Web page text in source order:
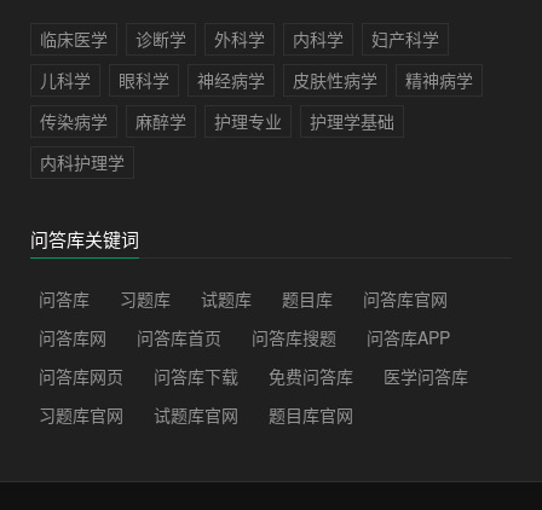
临床医学 诊断学 外科学 内科学
妇产科学
儿科学
眼科学 神经病学 皮肤性病学
精神病学
传染病学
麻醉学 护理专业
护理学基础
内科护理学
问答库关键词
问答库 习题库 试题库 题目库
问答库官网
问答库网
问答库首页 问答库搜题
问答库APP
问答库网页
问答库下载 免费问答库
医学问答库
习题库官网
试题库官网 题目库官网